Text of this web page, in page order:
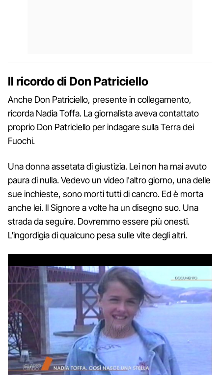
Il ricordo di Don Patriciello
Anche Don Patriciello, presente in collegamento,
ricorda Nadia Toffa. La giornalista aveva contattato
proprio Don Patriciello per indagare sulla Terra dei
Fuochi.
Una donna assetata di giustizia. Lei non ha mai avuto
paura di nulla. Vedevo un video l'altro giorno, una delle
sue inchieste, sono morti tutti di cancro. Ed è morta
anche lei. Il Signore a volte ha un disegno suo. Una
strada da seguire. Dovremmo essere più onesti.
L'ingordigia di qualcuno pesa sulle vite degli altri.